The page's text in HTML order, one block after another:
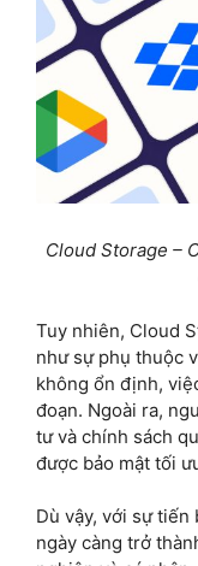
Cloud Storage –
Tuy nhiên, Cloud
như sự phụ thuộc
không ổn định,
đoạn. Ngoài ra,
tư và chính sách
được bảo mật tối
Dù vậy, với sự
ngày càng trở